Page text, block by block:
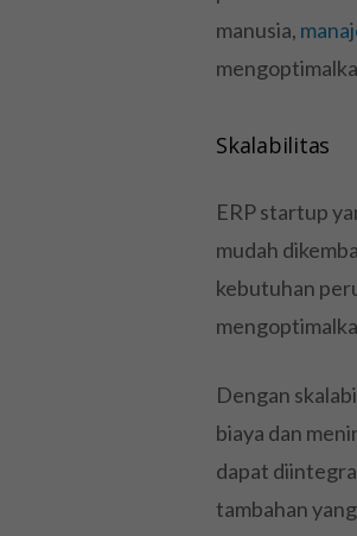
manusia,
Skalabilitas
ERP startup
mudah
kebutuhan
Dengan
biaya dan
dapat
tambahan